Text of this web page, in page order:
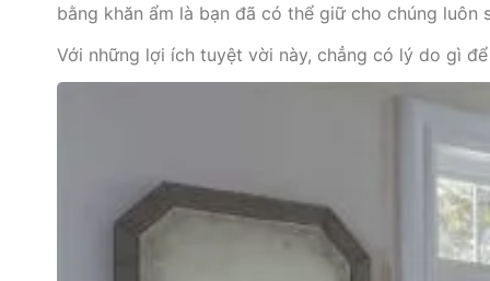
bằng khăn ẩm là bạn đã có thể giữ cho chúng luôn
Với những lợi ích tuyệt vời này, chẳng có lý do gì